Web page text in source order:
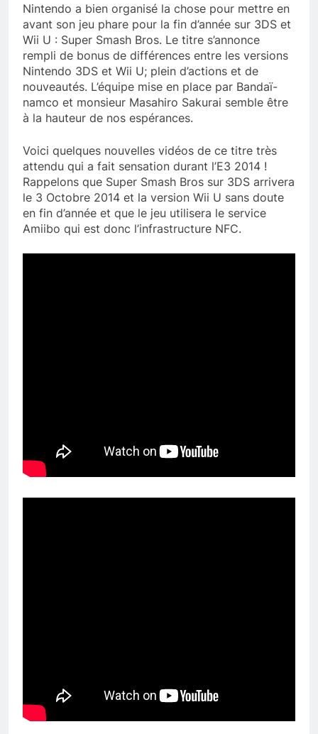
Nintendo a bien organisé la chose pour mettre en
avant son jeu phare pour la fin d’année sur 3DS et
Wii U : Super Smash Bros. Le titre s’annonce
rempli de bonus de différences entre les versions
Nintendo 3DS et Wii U; plein d’actions et de
nouveautés. L’équipe mise en place par Bandaï-
namco et monsieur Masahiro Sakurai semble être
à la hauteur de nos espérances.
Voici quelques nouvelles vidéos de ce titre très
attendu qui a fait sensation durant l’E3 2014 !
Rappelons que Super Smash Bros sur 3DS arrivera
le 3 Octobre 2014 et la version Wii U sans doute
en fin d’année et que le jeu utilisera le service
Amiibo qui est donc l’infrastructure NFC.